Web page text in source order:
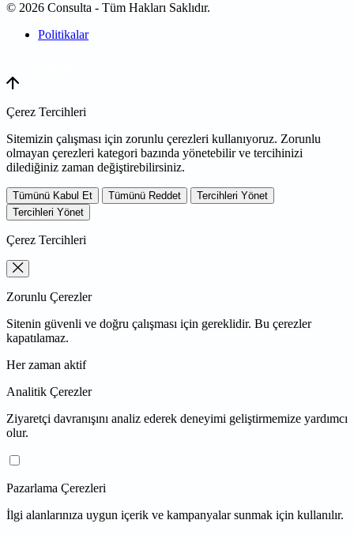
© 2026 Consulta - Tüm Hakları Saklıdır.
Politikalar
Çerez Tercihleri
Sitemizin çalışması için zorunlu çerezleri kullanıyoruz. Zorunlu
olmayan çerezleri kategori bazında yönetebilir ve tercihinizi
dilediğiniz zaman değiştirebilirsiniz.
Tümünü Kabul Et Tümünü Reddet
Tercihleri Yönet
Tercihleri Yönet
Çerez Tercihleri
Zorunlu Çerezler
Sitenin güvenli ve doğru çalışması için gereklidir. Bu çerezler
kapatılamaz.
Her zaman aktif
Analitik Çerezler
Ziyaretçi davranışını analiz ederek deneyimi geliştirmemize yardımcı
olur.
Pazarlama Çerezleri
İlgi alanlarınıza uygun içerik ve kampanyalar sunmak için kullanılır.